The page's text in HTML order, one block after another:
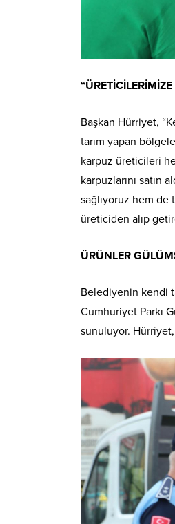
Başkan Hürriyet,
tarım yapan
karpuz üreticileri
karpuzlarını satın
sağlıyoruz hem
üreticiden alıp
ÜRÜNLER
Belediyenin kendi
Cumhuriyet Parkı
sunuluyor. Hürriyet,